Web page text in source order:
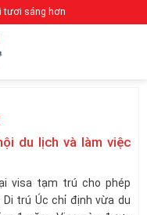
tươi sáng hơn
du lịch và làm việc
visa tạm trú cho phép
trú Úc chỉ định vừa du